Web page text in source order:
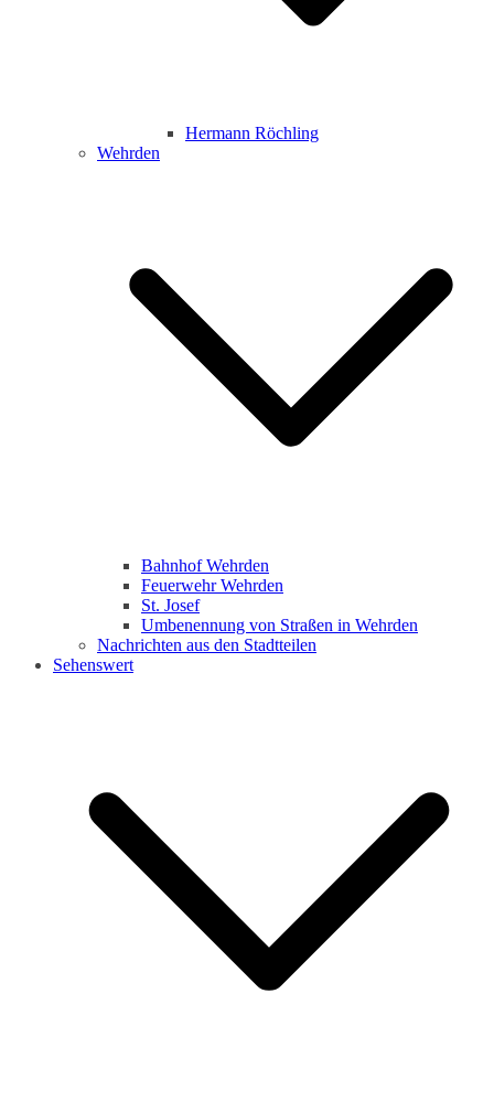
Hermann Röchling
Wehrden
Bahnhof Wehrden
Feuerwehr Wehrden
St. Josef
Umbenennung von Straßen in Wehrden
Nachrichten aus den Stadtteilen
Sehenswert